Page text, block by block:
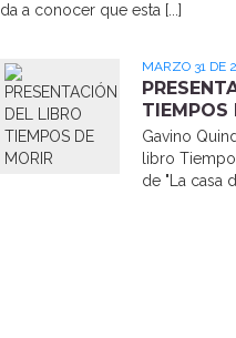
da a conocer que esta [...]
MARZO 31 DE
TIEMPOS
Gavino
libro
de "La casa